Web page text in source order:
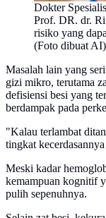
Dokter
Prof. DR. dr.
risiko yang
(Foto dibuat AI)
Masalah lain yang
gizi mikro, terutama
defisiensi besi yang
berdampak pada
"Kalau terlambat
tingkat
Meski kadar
kemampuan kognitif
pulih sepenuhnya.